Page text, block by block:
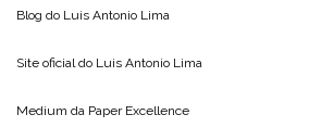
Blog do Luis Antonio Lima
Site oficial do Luis Antonio Lima
Medium da Paper Excellence